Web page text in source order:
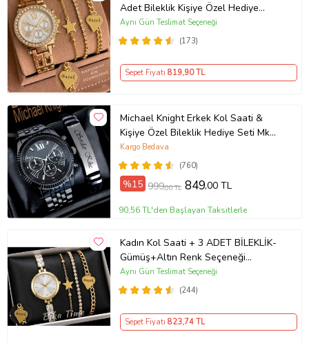
Adet Bileklik Kişiye Özel Hediye
Kadına hediye Kız arkadaşa hediye
(173)
Aynı Gün Teslimat Seçeneği
Sepet Fiyatı 819,90 TL
Michael Knight Erkek Kol Saati &
Kişiye Özel Bileklik Hediye Seti Mk
SiyahİçiGümüş
(760)
Kargo Bedava
%15 999,00 TL 849,00 TL
90,56 TL'den Başlayan Taksitlerle
Kadın Kol Saati + 3 ADET BİLEKLİK-
Gümüş+Altın Renk Seçeneği
ayarlanabilir kordon Kadın Kol Saati
BİLEKLİK HEDİYE Altın Renk - Kız
(244)
Aynı Gün Teslimat Seçeneği
Sepet Fiyatı 823,74 TL